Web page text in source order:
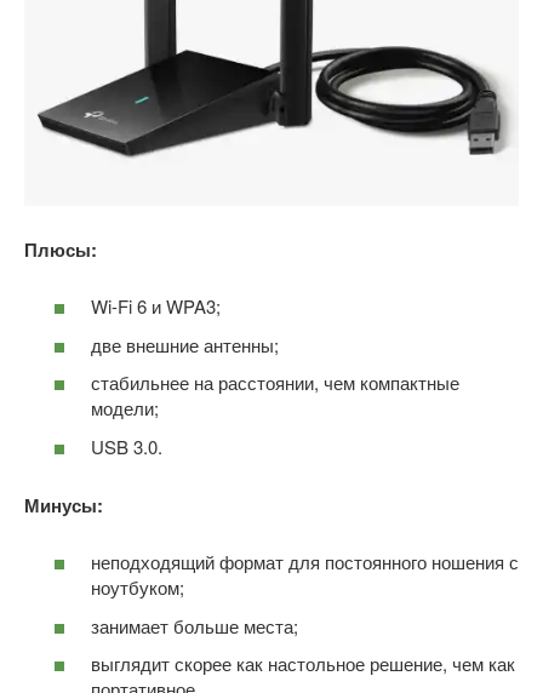
Плюсы:
Wi-Fi 6 и WPA3;
две внешние антенны;
стабильнее на расстоянии, чем компактные
модели;
USB 3.0.
Минусы:
неподходящий формат для постоянного ношения с
ноутбуком;
занимает больше места;
выглядит скорее как настольное решение, чем как